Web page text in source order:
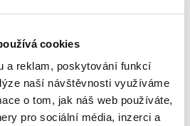
cookies
a reklam, poskytování funkcí
naší návštěvnosti využíváme
o tom, jak náš web používáte,
pro sociální média, inzerci a
Rentabilität